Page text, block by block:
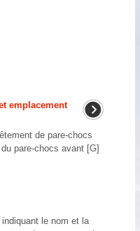
emplacement
de pare-chocs
pare-chocs avant [G]
le nom et la